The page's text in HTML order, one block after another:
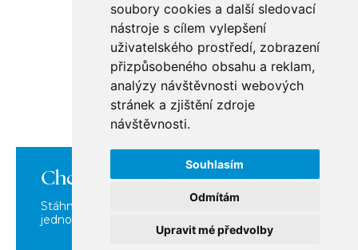
soubory cookies a další sledovací
nástroje s cílem vylepšení
uživatelského prostředí, zobrazení
přizpůsobeného obsahu a reklam,
analýzy návštěvnosti webových
stránek a zjištění zdroje
návštěvnosti.
Souhlasím
Odmítám
Upravit mé předvolby
Chcete se o nás dozvědět více?
Stáhněte si naši brožuru, kde o nás najdete vše na
jednom místě!
BuyDubai
Kontakt
O nás
Nabídka nemovitostí v Dubaji
Jak probíhá nákup
Jak to funguje v Dubaji
Lokality v Dubaji
Zpracování os. údajů
Mapa nemovitostí
Cookies